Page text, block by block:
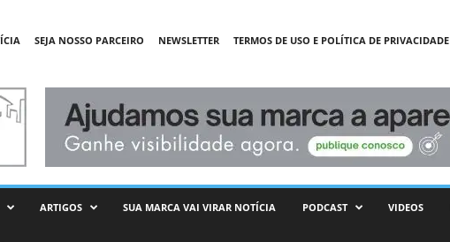
SEJA NOSSO PARCEIRO NEWSLETTER TERMOS DE USO E POLÍTICA DE PRIVACIDADE
ARTIGOS SUA MARCA VAI VIRAR NOTÍCIA PODCAST VIDEOS